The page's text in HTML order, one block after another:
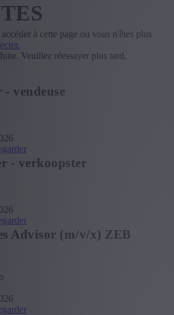
à cette page ou vous n'êtes plus
Veuillez réessayer plus tard.
vendeuse
- verkoopster
Advisor (m/v/x) ZEB